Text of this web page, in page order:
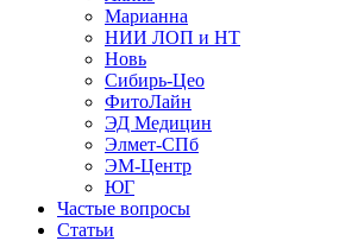
Марианна
НИИ ЛОП и НТ
Новь
Сибирь-Цео
ФитоЛайн
ЭД Медицин
Элмет-СПб
ЭМ-Центр
ЮГ
Частые вопросы
Статьи